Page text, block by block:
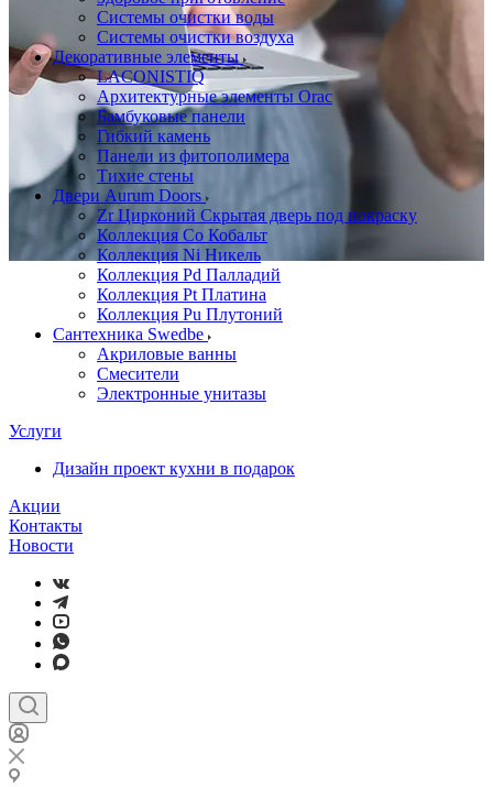
Системы очистки воды
Системы очистки воздуха
Декоративные элементы
LACONISTIQ
Архитектурные элементы Orac
Бамбуковые панели
Гибкий камень
Панели из фитополимера
Тихие стены
Двери Aurum Doors
Zr Цирконий Скрытая дверь под покраску
Коллекция Co Кобальт
Коллекция Ni Никель
Коллекция Pd Палладий
Коллекция Pt Платина
Коллекция Pu Плутоний
Сантехника Swedbe
Акриловые ванны
Смесители
Электронные унитазы
Услуги
Дизайн проект кухни в подарок
Акции
Контакты
Новости